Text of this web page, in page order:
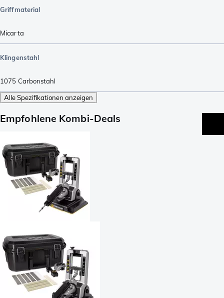
Griffmaterial
Micarta
Klingenstahl
1075 Carbonstahl
Alle Spezifikationen anzeigen
Empfohlene Kombi-Deals